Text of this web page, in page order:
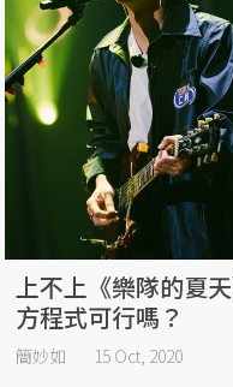
上不上《樂隊的夏
方程式可行嗎？
簡妙如 15 Oct, 2020